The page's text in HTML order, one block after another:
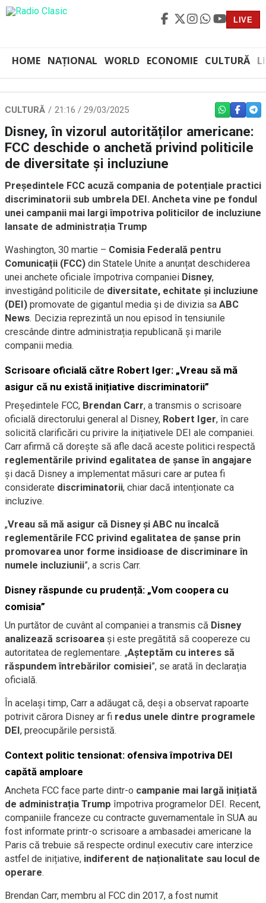
LIVE
HOME NAȚIONAL WORLD ECONOMIE CULTURĂ
CULTURĂ 21:16 / 29/03/2025 WHATSAPP
Disney, în vizorul autorităților americane:
FCC deschide o anchetă privind politicile
de diversitate și incluziune
Președintele FCC acuză compania de potențiale practici
discriminatorii sub umbrela DEI. Ancheta vine pe fondul
unei campanii mai largi împotriva politicilor de incluziune
lansate de administrația Trump
Washington, 30 martie – Comisia Federală pentru
Comunicații (FCC) din Statele Unite a anunțat deschiderea
unei anchete oficiale împotriva companiei Disney,
investigând politicile de diversitate, echitate și incluziune
(DEI) promovate de gigantul media și de divizia sa ABC
News. Decizia reprezintă un nou episod în tensiunile
crescânde dintre administrația republicană și marile
companii media.
Scrisoare oficială către Robert Iger: „Vreau să mă
asigur că nu există inițiative discriminatorii”
Președintele FCC, Brendan Carr, a transmis o scrisoare
oficială directorului general al Disney, Robert Iger, în care
solicită clarificări cu privire la inițiativele DEI ale companiei.
Carr afirmă că dorește să afle dacă aceste politici respectă
reglementările privind egalitatea de șanse în angajare
și dacă Disney a implementat măsuri care ar putea fi
considerate discriminatorii, chiar dacă intenționate ca
incluzive.
„Vreau să mă asigur că Disney și ABC nu încalcă
reglementările FCC privind egalitatea de șanse prin
promovarea unor forme insidioase de discriminare în
numele incluziunii”, a scris Carr.
Disney răspunde cu prudență: „Vom coopera cu
comisia”
Un purtător de cuvânt al companiei a transmis că Disney
analizează scrisoarea și este pregătită să coopereze cu
autoritatea de reglementare. „Așteptăm cu interes să
răspundem întrebărilor comisiei”, se arată în declarația
oficială.
În același timp, Carr a adăugat că, deși a observat rapoarte
potrivit cărora Disney ar fi redus unele dintre programele
DEI, preocupările persistă.
Context politic tensionat: ofensiva împotriva DEI
capătă amploare
Ancheta FCC face parte dintr-o campanie mai largă inițiată
de administrația Trump împotriva programelor DEI. Recent,
companiile franceze cu contracte guvernamentale în SUA au
fost informate printr-o scrisoare a ambasadei americane la
Paris că trebuie să respecte ordinul executiv care interzice
astfel de inițiative, indiferent de naționalitate sau locul de
operare.
Brendan Carr, membru al FCC din 2017, a fost numit